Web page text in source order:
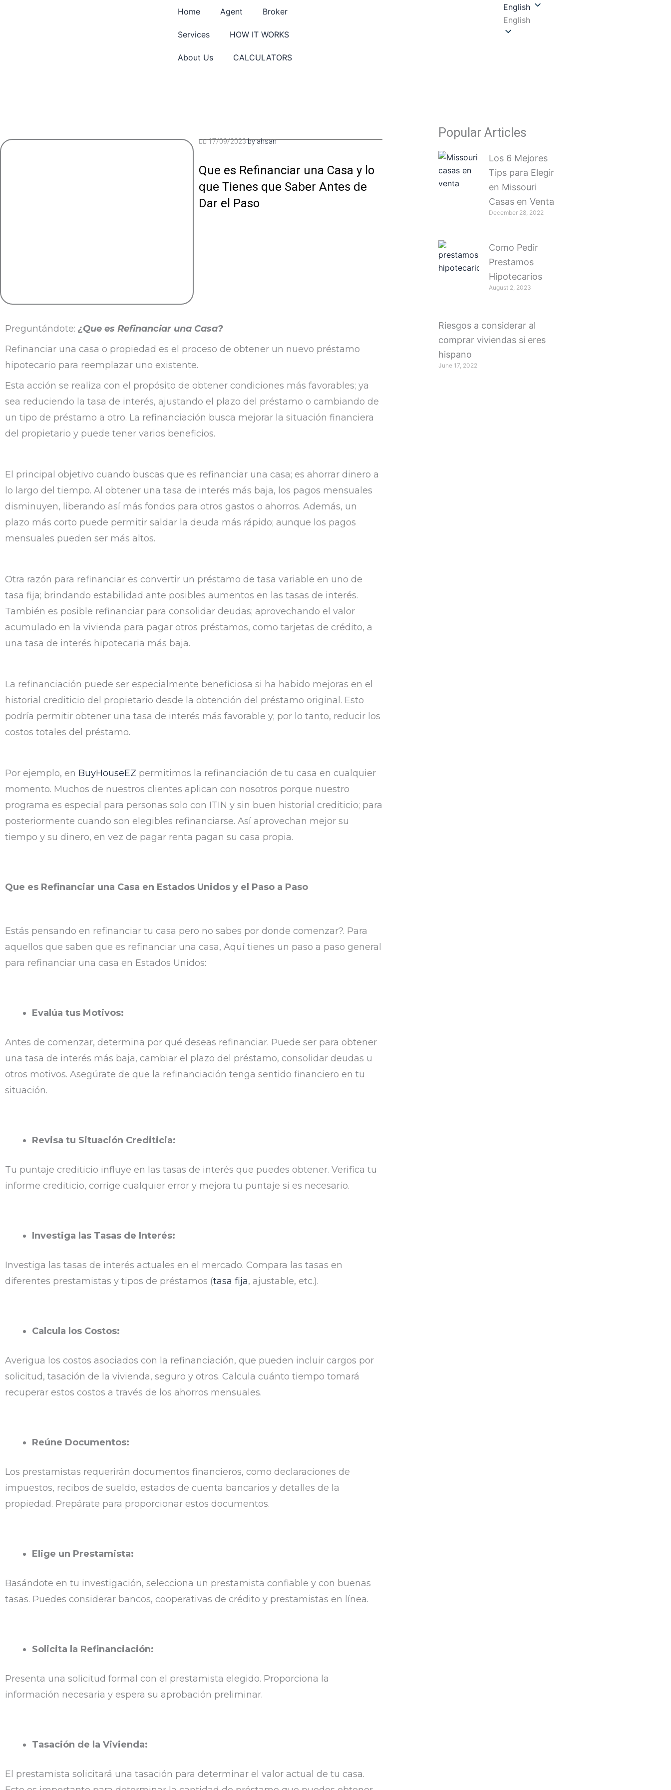
Home Agent Broker
Services HOW IT WORKS
About Us CALCULATORS
English
English
✍🏽17/09/2023byahsan
Que es Refinanciar una Casa y lo
que Tienes que Saber Antes de
Dar el Paso
Preguntándote: ¿Que es Refinanciar una Casa?
Refinanciar una casa o propiedad es el proceso de obtener un nuevo préstamo
hipotecario para reemplazar uno existente.
Esta acción se realiza con el propósito de obtener condiciones más favorables; ya
sea reduciendo la tasa de interés, ajustando el plazo del préstamo o cambiando de
un tipo de préstamo a otro. La refinanciación busca mejorar la situación financiera
del propietario y puede tener varios beneficios.
El principal objetivo cuando buscas que es refinanciar una casa; es ahorrar dinero a
lo largo del tiempo. Al obtener una tasa de interés más baja, los pagos mensuales
disminuyen, liberando así más fondos para otros gastos o ahorros. Además, un
plazo más corto puede permitir saldar la deuda más rápido; aunque los pagos
mensuales pueden ser más altos.
Otra razón para refinanciar es convertir un préstamo de tasa variable en uno de
tasa fija; brindando estabilidad ante posibles aumentos en las tasas de interés.
También es posible refinanciar para consolidar deudas; aprovechando el valor
acumulado en la vivienda para pagar otros préstamos, como tarjetas de crédito, a
una tasa de interés hipotecaria más baja.
La refinanciación puede ser especialmente beneficiosa si ha habido mejoras en el
historial crediticio del propietario desde la obtención del préstamo original. Esto
podría permitir obtener una tasa de interés más favorable y; por lo tanto, reducir los
costos totales del préstamo.
Por ejemplo, en BuyHouseEZ permitimos la refinanciación de tu casa en cualquier
momento. Muchos de nuestros clientes aplican con nosotros porque nuestro
programa es especial para personas solo con ITIN y sin buen historial crediticio; para
posteriormente cuando son elegibles refinanciarse. Así aprovechan mejor su
tiempo y su dinero, en vez de pagar renta pagan su casa propia.
Que es Refinanciar una Casa en Estados Unidos y el Paso a Paso
Estás pensando en refinanciar tu casa pero no sabes por donde comenzar?. Para
aquellos que saben que es refinanciar una casa, Aquí tienes un paso a paso general
para refinanciar una casa en Estados Unidos:
Evalúa tus Motivos:
Antes de comenzar, determina por qué deseas refinanciar. Puede ser para obtener
una tasa de interés más baja, cambiar el plazo del préstamo, consolidar deudas u
otros motivos. Asegúrate de que la refinanciación tenga sentido financiero en tu
situación.
Revisa tu Situación Crediticia:
Tu puntaje crediticio influye en las tasas de interés que puedes obtener. Verifica tu
informe crediticio, corrige cualquier error y mejora tu puntaje si es necesario.
Investiga las Tasas de Interés:
Investiga las tasas de interés actuales en el mercado. Compara las tasas en
diferentes prestamistas y tipos de préstamos (tasa fija, ajustable, etc.).
Calcula los Costos:
Averigua los costos asociados con la refinanciación, que pueden incluir cargos por
solicitud, tasación de la vivienda, seguro y otros. Calcula cuánto tiempo tomará
recuperar estos costos a través de los ahorros mensuales.
Reúne Documentos:
Los prestamistas requerirán documentos financieros, como declaraciones de
impuestos, recibos de sueldo, estados de cuenta bancarios y detalles de la
propiedad. Prepárate para proporcionar estos documentos.
Elige un Prestamista:
Basándote en tu investigación, selecciona un prestamista confiable y con buenas
tasas. Puedes considerar bancos, cooperativas de crédito y prestamistas en línea.
Solicita la Refinanciación:
Presenta una solicitud formal con el prestamista elegido. Proporciona la
información necesaria y espera su aprobación preliminar.
Tasación de la Vivienda:
El prestamista solicitará una tasación para determinar el valor actual de tu casa.
Popular Articles
Los 6 Mejores
Tips para Elegir
en Missouri
Casas en Venta
December 28, 2022
Como Pedir
Prestamos
Hipotecarios
August 2, 2023
Riesgos a considerar al
comprar viviendas si eres
hispano
June 17, 2022